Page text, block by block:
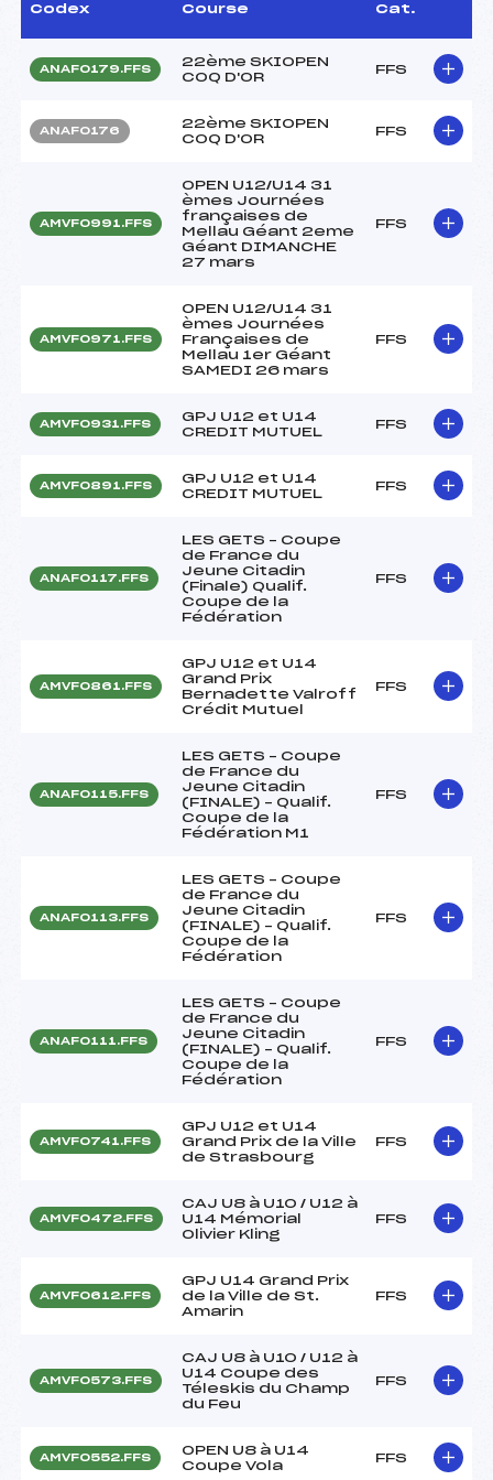
Codex Course Cat.
ANAF0179.FFS
22ème SKIOPEN
COQ D'OR
FFS
ANAF0176
22ème SKIOPEN
COQ D'OR
FFS
AMVF0991.FFS
OPEN U12/U14 31
èmes Journées
françaises de
Mellau Géant 2eme
Géant DIMANCHE
27 mars
FFS
AMVF0971.FFS
OPEN U12/U14 31
èmes Journées
Françaises de
Mellau 1er Géant
SAMEDI 26 mars
FFS
AMVF0931.FFS
GPJ U12 et U14
CREDIT MUTUEL
FFS
AMVF0891.FFS
GPJ U12 et U14
CREDIT MUTUEL
FFS
ANAF0117.FFS
LES GETS – Coupe
de France du
Jeune Citadin
(Finale) Qualif.
Coupe de la
Fédération
FFS
AMVF0861.FFS
GPJ U12 et U14
Grand Prix
Bernadette Valroff
Crédit Mutuel
FFS
ANAF0115.FFS
LES GETS – Coupe
de France du
Jeune Citadin
(FINALE) – Qualif.
Coupe de la
Fédération M1
FFS
ANAF0113.FFS
LES GETS – Coupe
de France du
Jeune Citadin
(FINALE) – Qualif.
Coupe de la
Fédération
FFS
ANAF0111.FFS
LES GETS – Coupe
de France du
Jeune Citadin
(FINALE) – Qualif.
Coupe de la
Fédération
FFS
AMVF0741.FFS
GPJ U12 et U14
Grand Prix de la Ville
de Strasbourg
FFS
AMVF0472.FFS
CAJ U8 à U10 / U12 à
U14 Mémorial
Olivier Kling
FFS
AMVF0612.FFS
GPJ U14 Grand Prix
de la Ville de St.
Amarin
FFS
AMVF0573.FFS
CAJ U8 à U10 / U12 à
U14 Coupe des
Téleskis du Champ
du Feu
FFS
AMVF0552.FFS
OPEN U8 à U14
Coupe Vola
FFS